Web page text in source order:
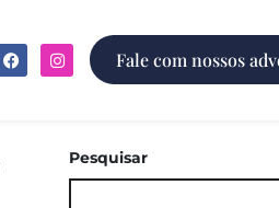
Fale com nossos
Pesquisar